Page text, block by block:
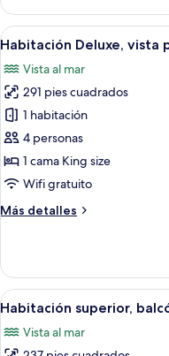
(Garden
Room)
Abrir
todas
las
fotos
de
Habitación
Deluxe,
vista
parcial
al
3
Habitación Deluxe, vista
Vista al mar
291 pies cuadrados
1 habitación
4 personas
1 cama King size
Wifi gratuito
Más detalles
Más
Deluxe,
vista
parcial
océano
Abrir
todas
las
4
Habitación superior,
Vista al mar